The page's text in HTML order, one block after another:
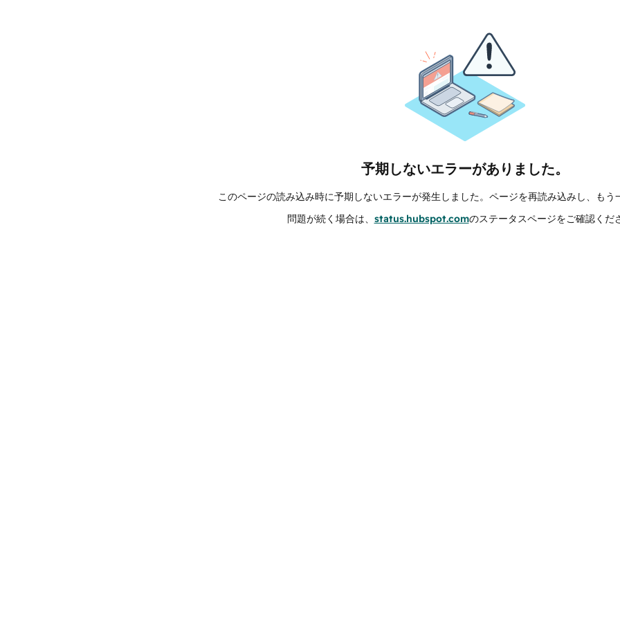
予期しないエラーがありました。
このページの読み込み時に予期しないエラーが発生しました。ページを再読み込みし、もう
問題が続く場合は、 status.hubspot.comのステータスページをご確認くだ